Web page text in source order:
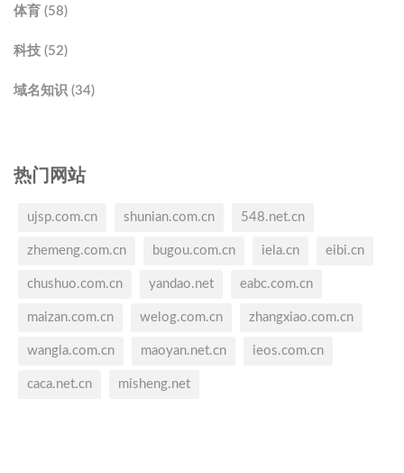
体育 (58)
科技 (52)
域名知识 (34)
热门网站
ujsp.com.cn shunian.com.cn 548.net.cn
zhemeng.com.cn bugou.com.cn iela.cn eibi.cn
chushuo.com.cn yandao.net eabc.com.cn
maizan.com.cn welog.com.cn zhangxiao.com.cn
wangla.com.cn maoyan.net.cn ieos.com.cn
caca.net.cn misheng.net